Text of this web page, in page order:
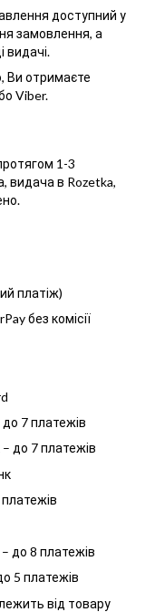
доступний у
замовлення, а
видачі.
Ви отримаєте
Viber.
1-3
видача в Rozetka,
платіж)
без комісії
7 платежів
до 7 платежів
до 8 платежів
5 платежів
від товару